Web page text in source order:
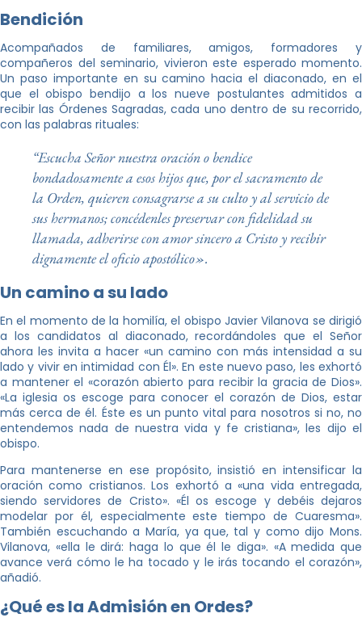
Bendición
Acompañados de familiares, amigos, formadores y
compañeros del seminario, vivieron este esperado momento.
Un paso importante en su camino hacia el diaconado, en el
que el obispo bendijo a los nueve postulantes admitidos a
recibir las Órdenes Sagradas, cada uno dentro de su recorrido,
con las palabras rituales:
“Escucha Señor nuestra oración o bendice
bondadosamente a esos hijos que, por el sacramento de
la Orden, quieren consagrarse a su culto y al servicio de
sus hermanos; concédenles preservar con fidelidad su
llamada, adherirse con amor sincero a Cristo y recibir
dignamente el oficio apostólico».
Un camino a su lado
En el momento de la homilía, el obispo Javier Vilanova se dirigió
a los candidatos al diaconado, recordándoles que el Señor
ahora les invita a hacer «un camino con más intensidad a su
lado y vivir en intimidad con Él». En este nuevo paso, les exhortó
a mantener el «corazón abierto para recibir la gracia de Dios».
«La iglesia os escoge para conocer el corazón de Dios, estar
más cerca de él. Éste es un punto vital para nosotros si no, no
entendemos nada de nuestra vida y fe cristiana», les dijo el
obispo.
Para mantenerse en ese propósito, insistió en intensificar la
oración como cristianos. Los exhortó a «una vida entregada,
siendo servidores de Cristo». «Él os escoge y debéis dejaros
modelar por él, especialmente este tiempo de Cuaresma».
También escuchando a María, ya que, tal y como dijo Mons.
Vilanova, «ella le dirá: haga lo que él le diga». «A medida que
avance verá cómo le ha tocado y le irás tocando el corazón»,
añadió.
¿Qué es la Admisión en Ordes?